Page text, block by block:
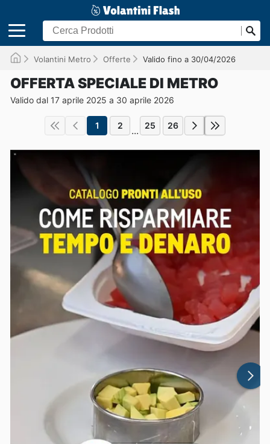
Volantini Metro Offerte Valido fino a 30/04/2026
OFFERTA SPECIALE DI METRO
Valido dal 17 aprile 2025 a 30 aprile 2026
1 2 ... 25 26